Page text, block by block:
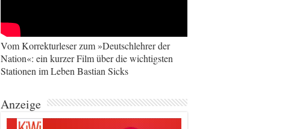
Vom Korrekturleser zum »Deutschlehrer der
Nation«: ein kurzer Film über die wichtigsten
Stationen im Leben Bastian Sicks
Anzeige